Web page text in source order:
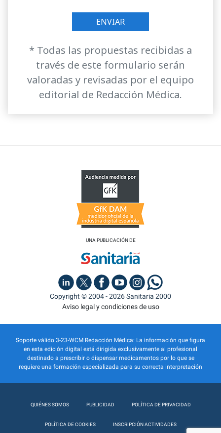
* Todas las propuestas recibidas a
través de este formulario serán
valoradas y revisadas por el equipo
editorial de Redacción Médica.
UNA PUBLICACIÓN DE
Copyright © 2004 - 2026 Sanitaria 2000
Aviso legal y condiciones de uso
Soporte válido 3-23-WCM Redacción Médica: La información que figura
en esta edición digital está dirigida exclusivamente al profesional
destinado a prescribir o dispensar medicamentos por lo que se
requiere una formación especializada para su correcta interpretación
QUIÉNES SOMOS PUBLICIDAD POLÍTICA DE PRIVACIDAD
POLÍTICA DE COOKIES INSCRIPCIÓN ACTIVIDADES